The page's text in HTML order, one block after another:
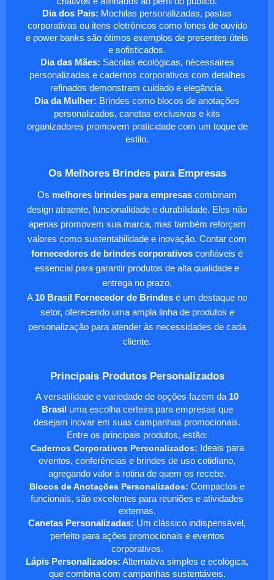
Dia dos Pais: Mochilas personalizadas, pastas
corporativas ou itens eletrônicos como fones de ouvido
e power banks são ótimos exemplos de presentes úteis
e sofisticados.
Dia das Mães: Sacolas ecológicas, nécessaires
personalizadas e cadernos corporativos com detalhes
refinados demonstram cuidado e elegância.
Dia da Mulher: Brindes como blocos de anotações
personalizados, canetas exclusivas e kits
organizadores promovem praticidade com um toque de
estilo.
Os Melhores Brindes para Empresas
Os melhores brindes para empresas combinam
design atraente, funcionalidade e durabilidade. Eles não
apenas promovem sua marca, mas também reforçam
valores como sustentabilidade e inovação. Contar com
fornecedores de brindes corporativos confiáveis é
essencial para garantir produtos de alta qualidade e
entrega no prazo.
A 10 Brasil Fornecedor de Brindes é um destaque no
setor, oferecendo uma ampla linha de produtos e
personalização para atender às necessidades de cada
cliente.
Principais Produtos Personalizados
A versatilidade e variedade de opções fazem da 10
Brasil uma escolha certeira para empresas que
desejam inovar em suas campanhas promocionais.
Entre os principais produtos, estão:
Cadernos Corporativos Personalizados: Ideais para
eventos, conferências e brindes de uso cotidiano,
agregando valor à rotina de quem os recebe.
Blocos de Anotações Personalizados: Compactos e
funcionais, são excelentes para reuniões e atividades
externas.
Canetas Personalizadas: Um clássico indispensável,
perfeito para ações promocionais e eventos
corporativos.
Lápis Personalizados: Alternativa simples e ecológica,
que combina com campanhas sustentáveis.